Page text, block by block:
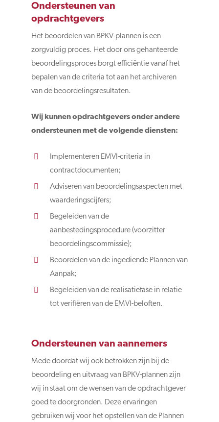
Ondersteunen van
opdrachtgevers
Het beoordelen van BPKV-plannen is een
zorgvuldig proces. Het door ons gehanteerde
beoordelingsproces borgt efficiëntie vanaf het
bepalen van de criteria tot aan het archiveren
van de beoordelingsresultaten.
Wij kunnen opdrachtgevers onder andere
ondersteunen met de volgende diensten:
Implementeren EMVI-criteria in
contractdocumenten;
Adviseren van beoordelingsaspecten met
waarderingscijfers;
Begeleiden van de
aanbestedingsprocedure (voorzitter
beoordelingscommissie);
Beoordelen van de ingediende Plannen van
Aanpak;
Begeleiden van de realisatiefase in relatie
tot verifiëren van de EMVI-beloften.
Ondersteunen van aannemers
Mede doordat wij ook betrokken zijn bij de
beoordeling en uitvraag van BPKV-plannen zijn
wij in staat om de wensen van de opdrachtgever
goed te doorgronden. Deze ervaringen
gebruiken wij voor het opstellen van de Plannen